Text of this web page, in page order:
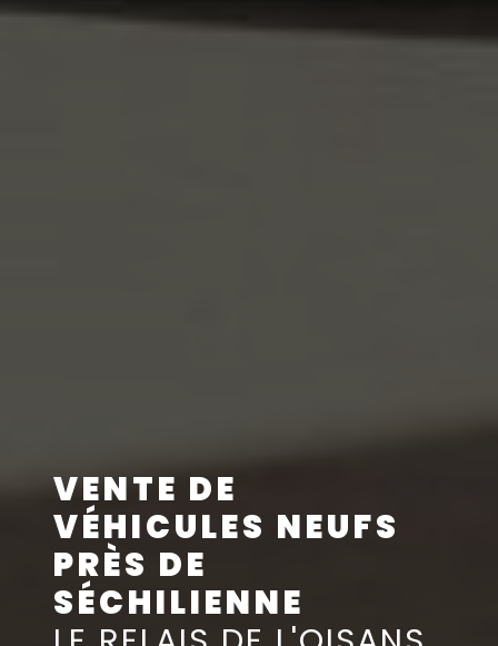
VENTE DE
VÉHICULES NEUFS
PRÈS DE
SÉCHILIENNE